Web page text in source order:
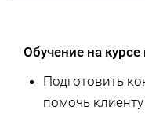
Обучение на курсе
Подготовить
помочь